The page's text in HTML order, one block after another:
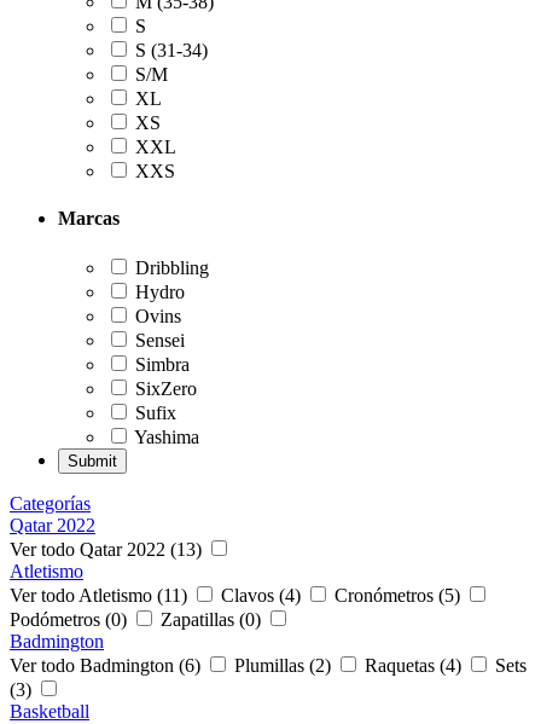
S
S (31-34)
S/M
XL
XS
XXL
XXS
Marcas
Dribbling
Hydro
Ovins
Sensei
Simbra
SixZero
Sufix
Yashima
Categorías
Qatar 2022
Ver todo Qatar 2022 (13)
Atletismo
Ver todo Atletismo (11)
Clavos (4)
Cronómetros (5)
Podómetros (0)
Zapatillas (0)
Badmington
Ver todo Badmington (6)
Plumillas (2) Raquetas (4)
Sets
(3)
Basketball